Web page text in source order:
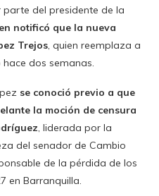
del presidente de la
notificó que la nueva
Trejos, quien reemplaza a
dos semanas.
se conoció previo a que
la moción de censura
, liderada por la
del senador de Cambio
de la pérdida de los
en Barranquilla.